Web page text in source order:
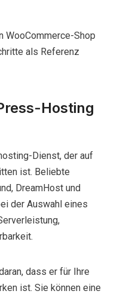
WooCommerce-Shop
als Referenz
Hosting
Dienst, der auf
ist. Beliebte
DreamHost und
der Auswahl eines
dass er für Ihre
ist. Sie können eine